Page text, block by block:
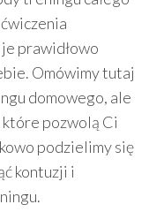
prawidłowo
Omówimy tutaj
domowego, ale
pozwolą Ci
podzielimy się
kontuzji i